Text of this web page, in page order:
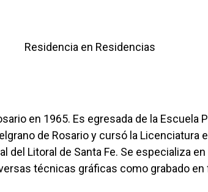
de Rosario y cursó la Licenciatura
del Litoral de Santa Fe. Se especializa
técnicas gráficas como grabado